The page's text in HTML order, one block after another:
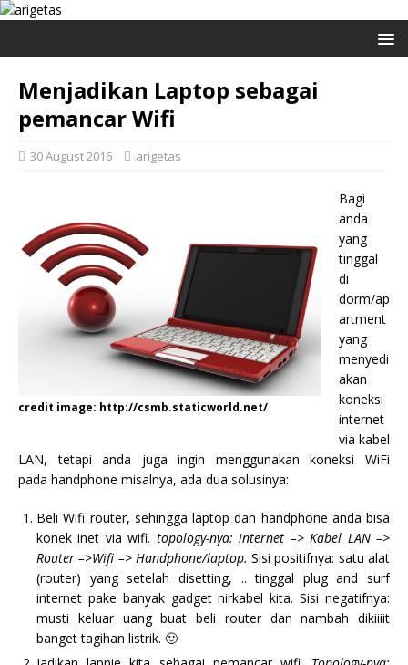
Menjadikan Laptop sebagai
pemancar Wifi
30 August 2016 arigetas
credit image: http://csmb.staticworld.net/
Bagi
anda
yang
tinggal
di
dorm/ap
artment
yang
menyedi
akan
koneksi
internet
via kabel
LAN, tetapi anda juga ingin menggunakan koneksi WiFi
pada handphone misalnya, ada dua solusinya:
Beli Wifi router, sehingga laptop dan handphone anda bisa
konek inet via wifi. topology-nya: internet –> Kabel LAN –>
Router –>Wifi –> Handphone/laptop. Sisi positifnya: satu alat
(router) yang setelah disetting, .. tinggal plug and surf
internet pake banyak gadget nirkabel kita. Sisi negatifnya:
musti keluar uang buat beli router dan nambah dikiiiit
banget tagihan listrik. 🙂